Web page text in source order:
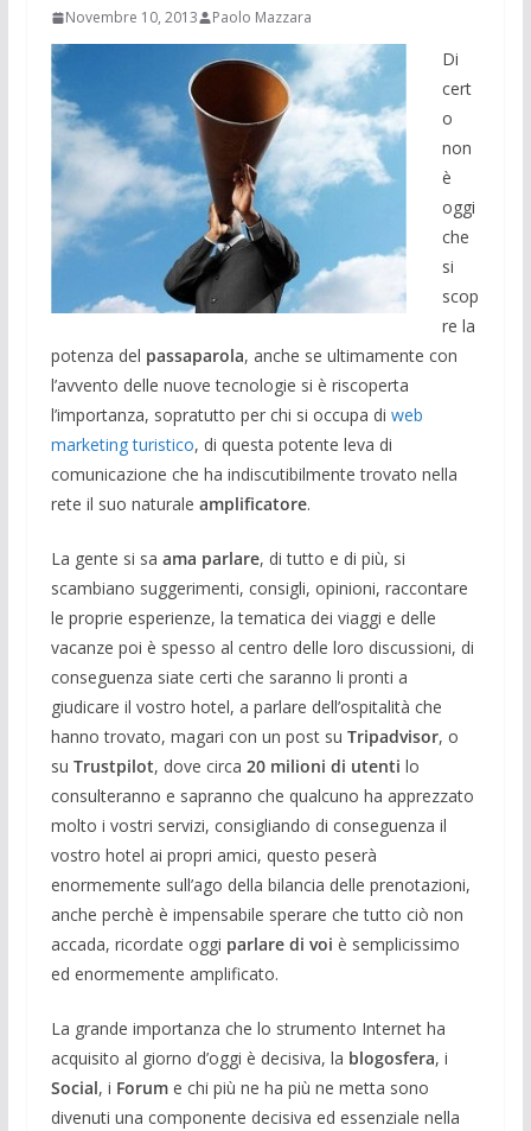
Novembre 10, 2013 Paolo Mazzara
Di
cert
o
non
è
oggi
che
si
scop
re la
potenza del passaparola, anche se ultimamente con
l’avvento delle nuove tecnologie si è riscoperta
l’importanza, sopratutto per chi si occupa di web
marketing turistico, di questa potente leva di
comunicazione che ha indiscutibilmente trovato nella
rete il suo naturale amplificatore.
La gente si sa ama parlare, di tutto e di più, si
scambiano suggerimenti, consigli, opinioni, raccontare
le proprie esperienze, la tematica dei viaggi e delle
vacanze poi è spesso al centro delle loro discussioni, di
conseguenza siate certi che saranno li pronti a
giudicare il vostro hotel, a parlare dell’ospitalità che
hanno trovato, magari con un post su Tripadvisor, o
su Trustpilot, dove circa 20 milioni di utenti lo
consulteranno e sapranno che qualcuno ha apprezzato
molto i vostri servizi, consigliando di conseguenza il
vostro hotel ai propri amici, questo peserà
enormemente sull’ago della bilancia delle prenotazioni,
anche perchè è impensabile sperare che tutto ciò non
accada, ricordate oggi parlare di voi è semplicissimo
ed enormemente amplificato.
La grande importanza che lo strumento Internet ha
acquisito al giorno d’oggi è decisiva, la blogosfera, i
Social, i Forume chi più ne ha più ne metta sono
divenuti una componente decisiva ed essenziale nella